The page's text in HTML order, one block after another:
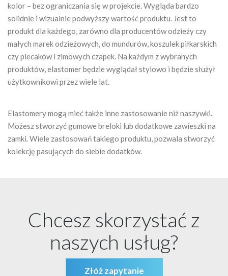
kolor – bez ograniczania się w projekcie. Wygląda bardzo
solidnie i wizualnie podwyższy wartość produktu. Jest to
produkt dla każdego, zarówno dla producentów odzieży czy
małych marek odzieżowych, do mundurów, koszulek piłkarskich
czy plecaków i zimowych czapek. Na każdym z wybranych
produktów, elastomer będzie wyglądał stylowo i będzie służył
użytkownikowi przez wiele lat.
Elastomery mogą mieć także inne zastosowanie niż naszywki.
Możesz stworzyć gumowe breloki lub dodatkowe zawieszki na
zamki. Wiele zastosowań takiego produktu, pozwala stworzyć
kolekcję pasujących do siebie dodatków.
Chcesz skorzystać z
naszych usług?
Złóż zapytanie